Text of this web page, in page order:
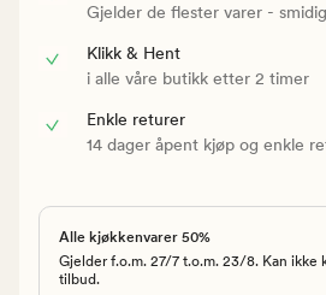
Gjelder de flester varer -
Klikk & Hent
i alle våre butikk etter 2 timer
Enkle returer
14 dager åpent kjøp og enkle
Alle kjøkkenvarer 50%
Gjelder f.o.m. 27/7 t.o.m. 23/8. Kan ikke
tilbud.